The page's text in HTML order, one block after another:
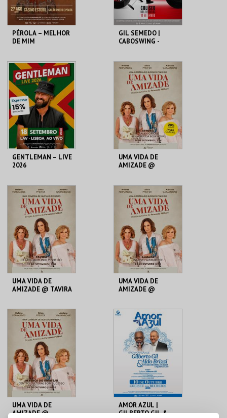
PÉROLA – MELHOR
DE MIM
CASINO ESTORIL
MAIS INFO
COMPRAR
GIL SEMEDO |
CABOSWING -
COLISEU DE LISBOA
MAIS INFO
COMPRAR
GENTLEMAN – LIVE
2026
LAV
MAIS INFO
COMPRAR
UMA VIDA DE
AMIZADE @
AUDITÓRIO DA BOA
NOVA
MAIS INFO
COMPRAR
UMA VIDA DE
AMIZADE @ TAVIRA
TEATRO M.ANTÓNIO
PINHEIRO
MAIS INFO
COMPRAR
UMA VIDA DE
AMIZADE @
INCRÍVEL
ALMADENSE
MAIS INFO
COMPRAR
UMA VIDA DE
AMIZADE @
AMOR AZUL |
GILBERTO GIL &